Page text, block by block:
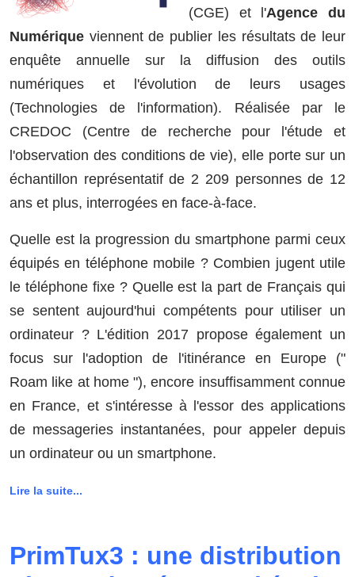
(CGE) et l'Agence du
Numérique viennent de publier les résultats de leur
enquête annuelle sur la diffusion des outils
numériques et l'évolution de leurs usages
(Technologies de l'information). Réalisée par le
CREDOC (Centre de recherche pour l'étude et
l'observation des conditions de vie), elle porte sur un
échantillon représentatif de 2 209 personnes de 12
ans et plus, interrogées en face-à-face.
Quelle est la progression du smartphone parmi ceux
équipés en téléphone mobile ? Combien jugent utile
le téléphone fixe ? Quelle est la part de Français qui
se sentent aujourd'hui compétents pour utiliser un
ordinateur ? L'édition 2017 propose également un
focus sur l'adoption de l'itinérance en Europe ("
Roam like at home "), encore insuffisamment connue
en France, et s'intéresse à l'essor des applications
de messageries instantanées, pour appeler depuis
un ordinateur ou un smartphone.
Lire la suite...
PrimTux3 : une distribution